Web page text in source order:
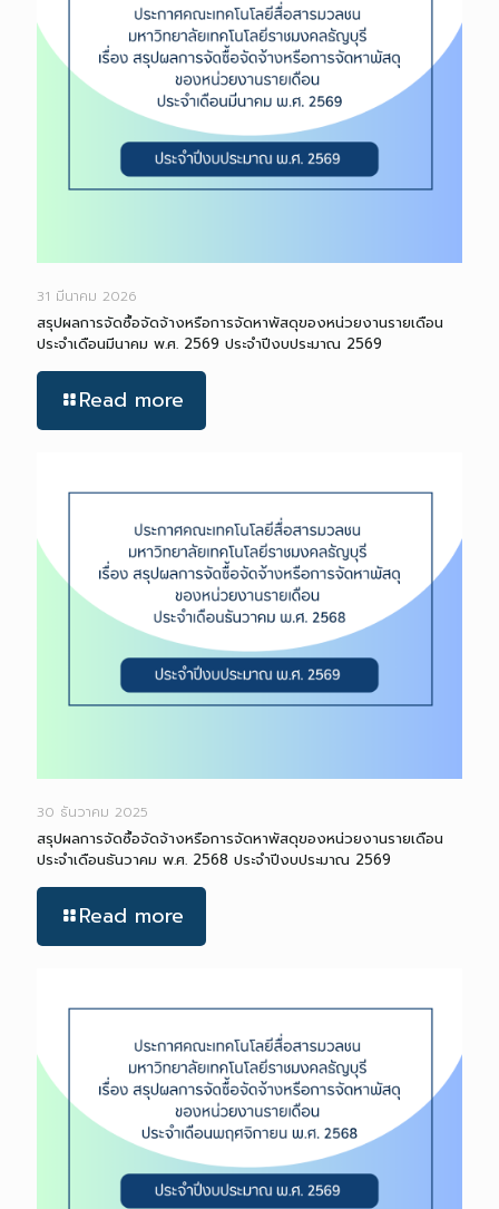
31 มีนาคม 2026
สรุปผลการจัดซื้อจัดจ้างหรือการจัดหาพัสดุของหน่วยงานรายเดือน
ประจำเดือนมีนาคม พ.ศ. 2569 ประจำปีงบประมาณ 2569
Read more
30 ธันวาคม 2025
สรุปผลการจัดซื้อจัดจ้างหรือการจัดหาพัสดุของหน่วยงานรายเดือน
ประจำเดือนธันวาคม พ.ศ. 2568 ประจำปีงบประมาณ 2569
Read more